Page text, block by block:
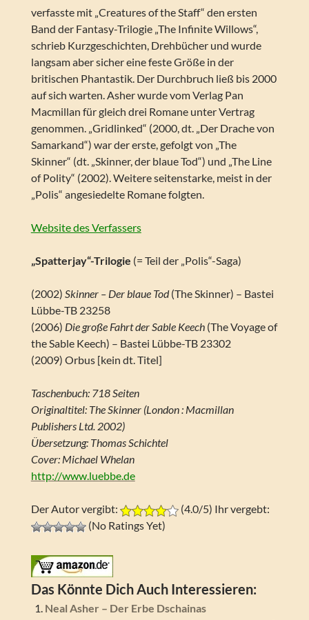
verfasste mit „Creatures of the Staff“ den ersten
Band der Fantasy-Trilogie „The Infinite Willows“,
schrieb Kurzgeschichten, Drehbücher und wurde
langsam aber sicher eine feste Größe in der
britischen Phantastik. Der Durchbruch ließ bis 2000
auf sich warten. Asher wurde vom Verlag Pan
Macmillan für gleich drei Romane unter Vertrag
genommen. „Gridlinked“ (2000, dt. „Der Drache von
Samarkand“) war der erste, gefolgt von „The
Skinner“ (dt. „Skinner, der blaue Tod“) und „The Line
of Polity“ (2002). Weitere seitenstarke, meist in der
„Polis“ angesiedelte Romane folgten.
Website des Verfassers
„Spatterjay“-Trilogie (= Teil der „Polis“-Saga)
(2002) Skinner – Der blaue Tod(The Skinner) – Bastei
Lübbe-TB 23258
(2006) Die große Fahrt der Sable Keech(The Voyage of
the Sable Keech) – Bastei Lübbe-TB 23302
(2009) Orbus [kein dt. Titel]
Taschenbuch: 718 Seiten
Originaltitel: The Skinner (London : Macmillan
Publishers Ltd. 2002)
Übersetzung: Thomas Schichtel
Cover: Michael Whelan
http://www.luebbe.de
Der Autor vergibt:
(4.0/5) Ihr vergebt:
(No Ratings Yet)
Das Könnte Dich Auch Interessieren:
Neal Asher – Der Erbe Dschainas